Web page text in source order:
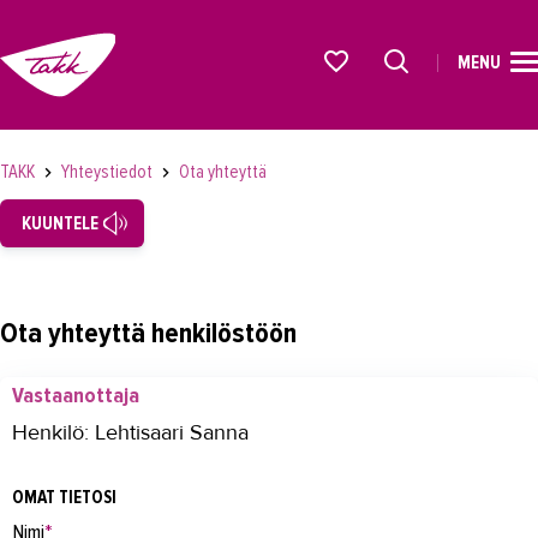
OPISKELIJAKSI
YRITYKSILLE
OMA TAKK
MENU
TAKK Yhteystiedot Ota yhteyttä
KUUNTELE
Ota yhteyttä henkilöstöön
Vastaanottaja
Henkilö: Lehtisaari Sanna
OMAT TIETOSI
Nimi*